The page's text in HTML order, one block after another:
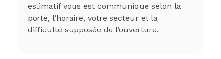
estimatif vous est communiqué selon la
porte, l’horaire, votre secteur et la
difficulté supposée de l’ouverture.